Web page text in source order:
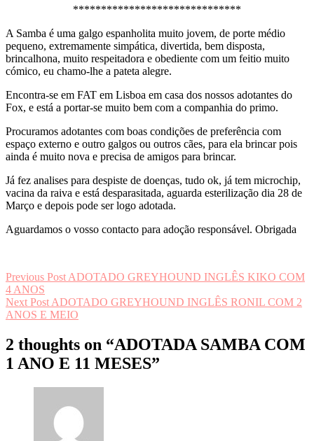
******************************
A Samba é uma galgo espanholita muito jovem, de porte médio
pequeno, extremamente simpática, divertida, bem disposta,
brincalhona, muito respeitadora e obediente com um feitio muito
cómico, eu chamo-lhe a pateta alegre.
Encontra-se em FAT em Lisboa em casa dos nossos adotantes do
Fox, e está a portar-se muito bem com a companhia do primo.
Procuramos adotantes com boas condições de preferência com
espaço externo e outro galgos ou outros cães, para ela brincar pois
ainda é muito nova e precisa de amigos para brincar.
Já fez analises para despiste de doenças, tudo ok, já tem microchip,
vacina da raiva e está desparasitada, aguarda esterilização dia 28 de
Março e depois pode ser logo adotada.
Aguardamos o vosso contacto para adoção responsável. Obrigada
Navegação
de
artigos
Previous Post ADOTADO GREYHOUND INGLÊS KIKO COM
4 ANOS
Next Post ADOTADO GREYHOUND INGLÊS RONIL COM 2
ANOS E MEIO
2 thoughts on “ADOTADA SAMBA COM
1 ANO E 11 MESES”